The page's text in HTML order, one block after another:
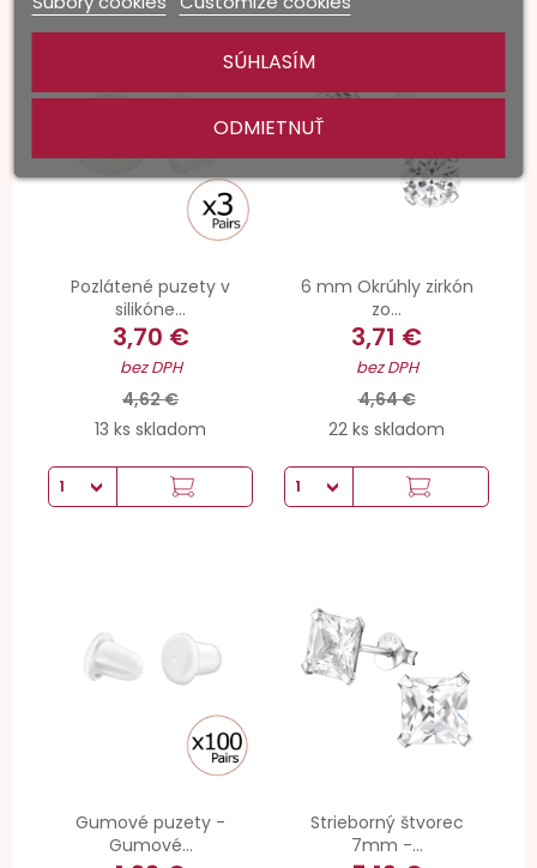
Pozlátené puzety v
silikóne...
3,70 €
bez DPH
4,62 €
13 ks skladom
6 mm Okrúhly zirkón
zo...
3,71 €
bez DPH
4,64 €
22 ks skladom
Gumové puzety -
Gumové...
Strieborný štvorec
7mm -...
ODMIETNUŤ
SÚHLASÍM